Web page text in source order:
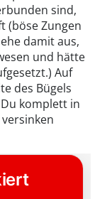
sind,
(böse Zungen
damit aus,
und hätte
Auf
des Bügels
komplett in